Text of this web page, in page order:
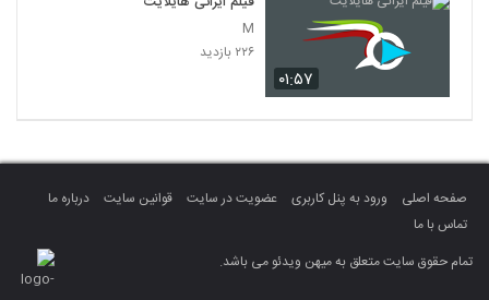
۰۱:۵۷
M
۲۲۶ بازدید
صفحه اصلی ورود به پنل کاربری عضویت در سایت قوانین سایت
درباره ما
تماس با ما
تمام حقوق سایت متعلق به میهن ویدئو می باشد.